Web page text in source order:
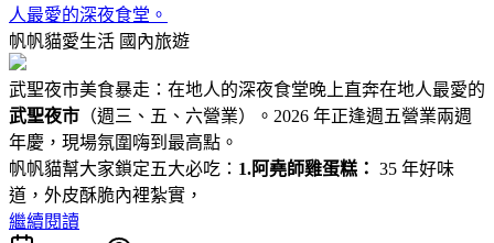
人最愛的深夜食堂。
帆帆貓愛生活 國內旅遊
武聖夜市美食暴走：在地人的深夜食堂晚上直奔在地人最愛的
武聖夜市 （週三、五、六營業）。2026 年正逢週五營業兩週
年慶，現場氛圍嗨到最高點。
帆帆貓幫大家鎖定五大必吃： 1.阿堯師雞蛋糕： 35 年好味
道，外皮酥脆內裡紮實，
繼續閱讀